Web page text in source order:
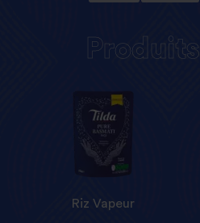
Produits
Riz Vapeur